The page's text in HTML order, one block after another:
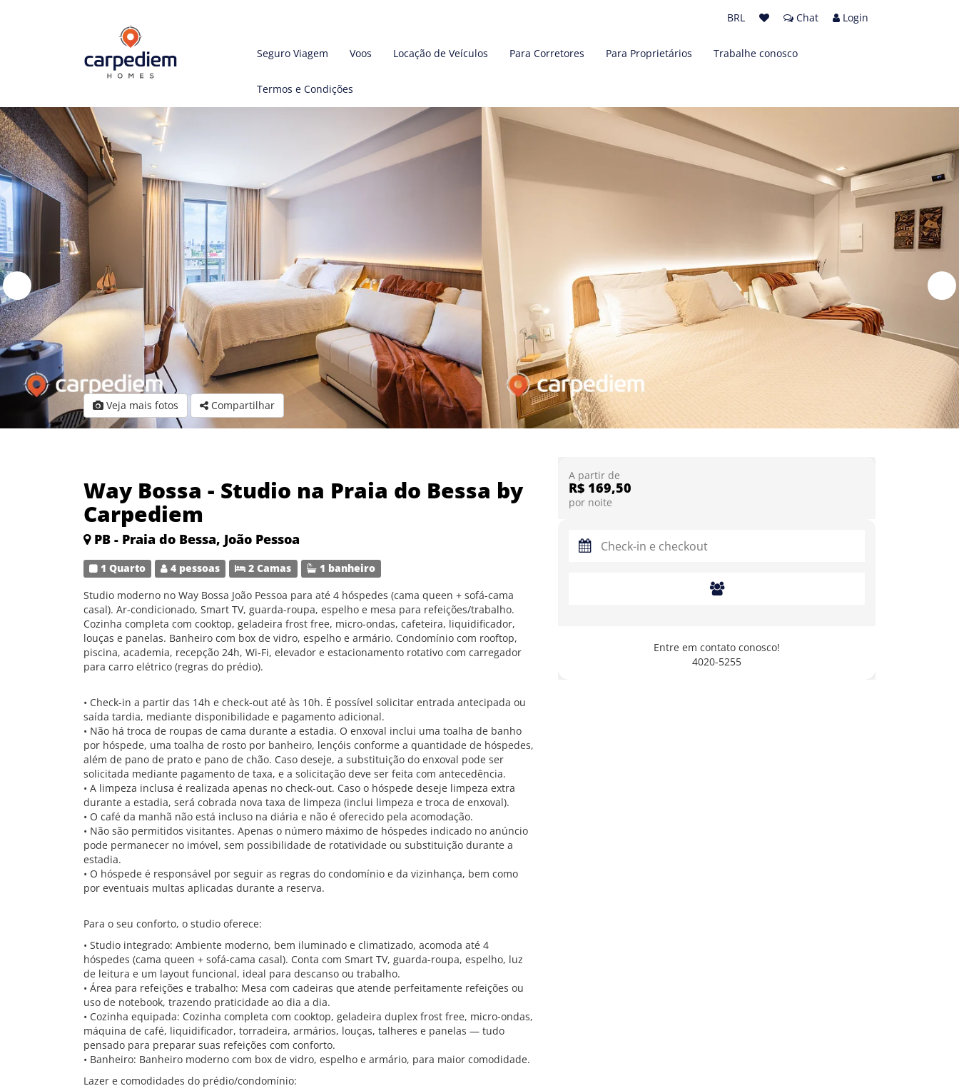
BRL Chat Login
Seguro Viagem Voos Locação de Veículos Para Corretores Para Proprietários Trabalhe conosco
Termos e Condições
Veja mais fotos Compartilhar
Way Bossa - Studio na Praia do Bessa by
Carpediem
PB - Praia do Bessa, João Pessoa
1 Quarto 4 pessoas 2 Camas 1 banheiro
Studio moderno no Way Bossa João Pessoa para até 4 hóspedes (cama queen + sofá-cama
casal). Ar-condicionado, Smart TV, guarda-roupa, espelho e mesa para refeições/trabalho.
Cozinha completa com cooktop, geladeira frost free, micro-ondas, cafeteira, liquidificador,
louças e panelas. Banheiro com box de vidro, espelho e armário. Condomínio com rooftop,
piscina, academia, recepção 24h, Wi-Fi, elevador e estacionamento rotativo com carregador
para carro elétrico (regras do prédio).
• Check-in a partir das 14h e check-out até às 10h. É possível solicitar entrada antecipada ou
saída tardia, mediante disponibilidade e pagamento adicional.
• Não há troca de roupas de cama durante a estadia. O enxoval inclui uma toalha de banho
por hóspede, uma toalha de rosto por banheiro, lençóis conforme a quantidade de hóspedes,
além de pano de prato e pano de chão. Caso deseje, a substituição do enxoval pode ser
solicitada mediante pagamento de taxa, e a solicitação deve ser feita com antecedência.
• A limpeza inclusa é realizada apenas no check-out. Caso o hóspede deseje limpeza extra
durante a estadia, será cobrada nova taxa de limpeza (inclui limpeza e troca de enxoval).
• O café da manhã não está incluso na diária e não é oferecido pela acomodação.
• Não são permitidos visitantes. Apenas o número máximo de hóspedes indicado no anúncio
pode permanecer no imóvel, sem possibilidade de rotatividade ou substituição durante a
estadia.
• O hóspede é responsável por seguir as regras do condomínio e da vizinhança, bem como
por eventuais multas aplicadas durante a reserva.
Para o seu conforto, o studio oferece:
• Studio integrado: Ambiente moderno, bem iluminado e climatizado, acomoda até 4
hóspedes (cama queen + sofá-cama casal). Conta com Smart TV, guarda-roupa, espelho, luz
de leitura e um layout funcional, ideal para descanso ou trabalho.
• Área para refeições e trabalho: Mesa com cadeiras que atende perfeitamente refeições ou
uso de notebook, trazendo praticidade ao dia a dia.
• Cozinha equipada: Cozinha completa com cooktop, geladeira duplex frost free, micro-ondas,
máquina de café, liquidificador, torradeira, armários, louças, talheres e panelas — tudo
pensado para preparar suas refeições com conforto.
• Banheiro: Banheiro moderno com box de vidro, espelho e armário, para maior comodidade.
Lazer e comodidades do prédio/condomínio:
A partir de
R$ 169,50
por noite
Entre em contato conosco!
4020-5255